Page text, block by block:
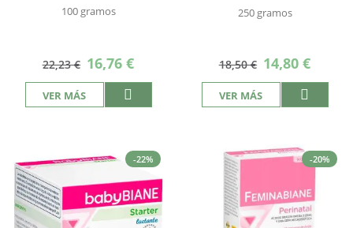
100 gramos
22,23 € Precio
especial
16,76 €
VER MÁS
250 gramos
18,50 € Precio
especial
14,80 €
VER MÁS
-22% -20%